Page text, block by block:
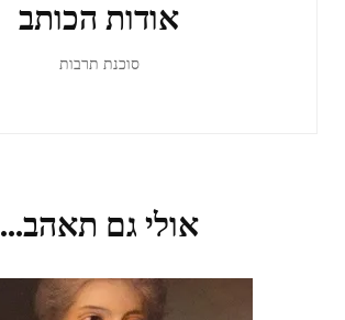
אודות הכותב
סוכנת תרבות
אולי גם תאהב...